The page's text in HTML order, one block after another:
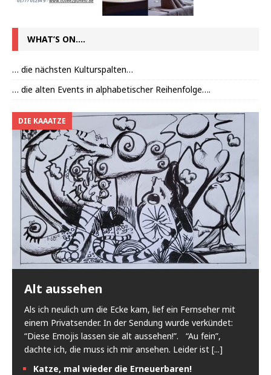
WHAT’S ON….
… die nächsten Kulturspalten…
… die alten Events in alphabetischer Reihenfolge….
DIE KAAATZE
Alt aussehen
Als ich neulich um die Ecke kam, lief ein Fernseher mit
einem Privatsender. In der Sendung wurde verkündet:
“Diese Emojis lassen sie alt aussehen!”. “Au fein”,
dachte ich, die muss ich mir ansehen. Leider ist [...]
Katze, mal wieder die Erneuerbaren!